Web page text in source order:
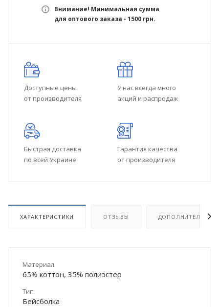
Внимание! Минимальная сумма
для оптового заказа - 1500 грн.
Доступные цены
от производителя
У нас всегда много
акций и распродаж
Быстрая доставка
по всей Украине
Гарантия качества
от производителя
ХАРАКТЕРИСТИКИ ОТЗЫВЫ ДОПОЛНИТЕЛЬНО
Материал
65% коттон, 35% полиэстер
Тип
Бейсболка